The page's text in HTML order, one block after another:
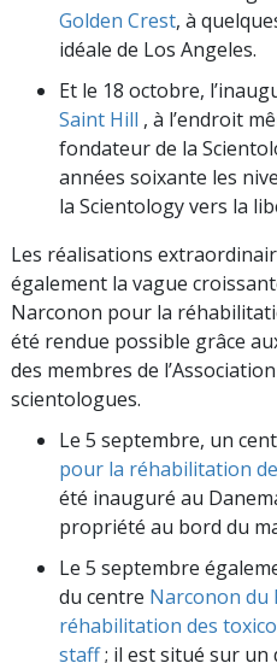
Golden Crest, à
idéale de Los Angeles.
Et le 18 octobre,
Saint Hill , à l’endroit
fondateur de la
années soixante les
la Scientology vers la
Les réalisations
également la vague
Narconon pour la
été rendue possible grâce
des membres de
scientologues.
Le 5 septembre, un
pour la réhabilitation
été inauguré au
propriété au bord du
Le 5 septembre
du centre Narconon du
réhabilitation des
staff; il est situé sur un